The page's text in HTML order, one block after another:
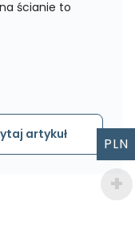
ścianie to
artykuł
PLN